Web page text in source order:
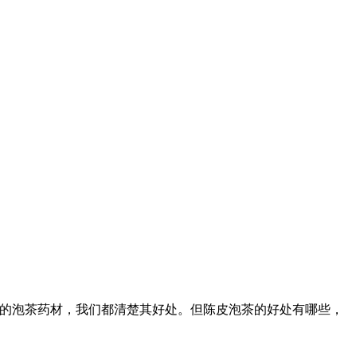
茶药材，我们都清楚其好处。但陈皮泡茶的好处有哪些，